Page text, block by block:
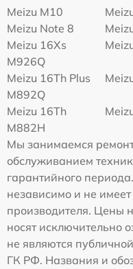
Meizu M10
Meizu Note 8
Meizu 16Xs
M926Q
Meizu 16Th Plus
M892Q
Meizu 16Th
M882H
Мы занимаемся
обслуживанием
гарантийного
независимо и не
производителя. Цены
носят исключительно
не являются
ГК РФ. Названия и